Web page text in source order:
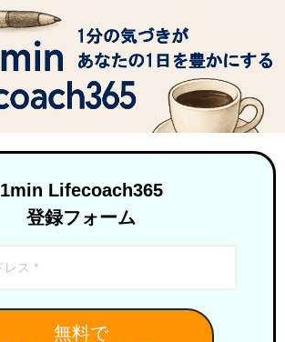
1min Lifecoach365
登録フォーム
無料で